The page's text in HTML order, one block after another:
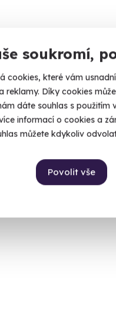
soukromí,
cookies, které vám
reklamy. Díky cookies
dáte souhlas s použitím
informací o cookies a
můžete kdykoliv
Povolit vše